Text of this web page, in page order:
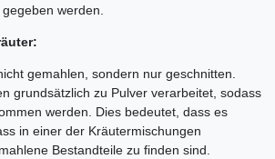
werden.
gemahlen, sondern nur geschnitten.
grundsätzlich zu Pulver verarbeitet, sodass
werden. Dies bedeutet, dass es
in einer der Kräutermischungen
Bestandteile zu finden sind.